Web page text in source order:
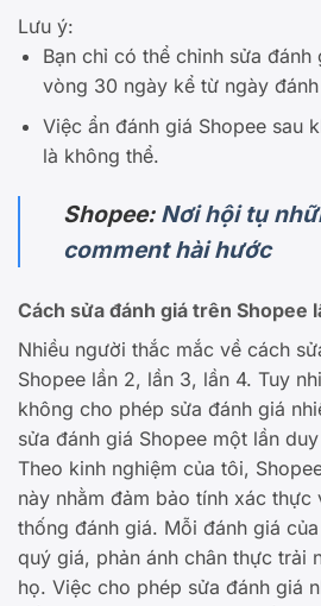
Lưu ý:
Bạn chỉ có thể chỉnh sửa đánh
vòng 30 ngày kể từ ngày
Việc ẩn đánh giá Shopee sau
là không thể.
Shopee: Nơi hội tụ
comment hài hước
Cách sửa đánh giá trên Shopee
Nhiều người thắc mắc về cách
Shopee lần 2, lần 3, lần 4. Tuy
không cho phép sửa đánh giá
sửa đánh giá Shopee một lần
Theo kinh nghiệm của tôi,
này nhằm đảm bảo tính xác thực
thống đánh giá. Mỗi đánh giá
quý giá, phản ánh chân thực trải
họ. Việc cho phép sửa đánh giá